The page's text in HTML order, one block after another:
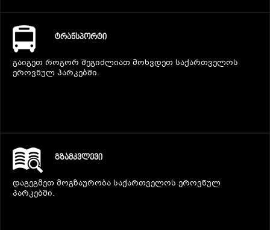
ᲢᲠᲐᲜᲡᲞᲝᲠᲢᲘ
გაიგეთ როგორ შეგიძლიათ მოხვდეთ საქართველოს
ეროვნულ პარკებში.
ᲒᲖᲐᲛᲙᲕᲚᲔᲕᲘ
დაგეგმეთ მოგზაურობა საქართველოს ეროვნულ
პარკებში.